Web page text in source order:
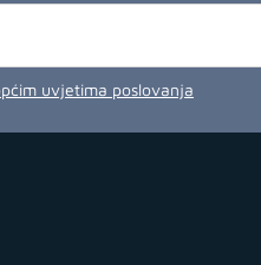
uvjetima poslovanja